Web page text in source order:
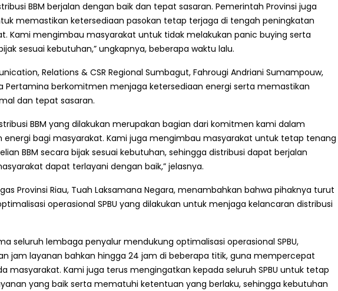
BBM berjalan dengan baik dan tepat sasaran. Pemerintah Provinsi juga
memastikan ketersediaan pasokan tetap terjaga di tengah peningkatan
Kami mengimbau masyarakat untuk tidak melakukan panic buying serta
sesuai kebutuhan,” ungkapnya, beberapa waktu lalu.
Relations & CSR Regional Sumbagut, Fahrougi Andriani Sumampouw,
Pertamina berkomitmen menjaga ketersediaan energi serta memastikan
dan tepat sasaran.
BBM yang dilakukan merupakan bagian dari komitmen kami dalam
energi bagi masyarakat. Kami juga mengimbau masyarakat untuk tetap tenang
BBM secara bijak sesuai kebutuhan, sehingga distribusi dapat berjalan
dapat terlayani dengan baik,” jelasnya.
Provinsi Riau, Tuah Laksamana Negara, menambahkan bahwa pihaknya turut
operasional SPBU yang dilakukan untuk menjaga kelancaran distribusi
seluruh lembaga penyalur mendukung optimalisasi operasional SPBU,
jam layanan bahkan hingga 24 jam di beberapa titik, guna mempercepat
masyarakat. Kami juga terus mengingatkan kepada seluruh SPBU untuk tetap
yang baik serta mematuhi ketentuan yang berlaku, sehingga kebutuhan